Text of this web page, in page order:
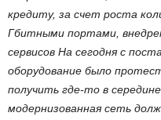
кредиту, за счет роста
Гбитными портами,
сервисов На сегодня с
оборудование было
получить где-то в
модернизованная сеть